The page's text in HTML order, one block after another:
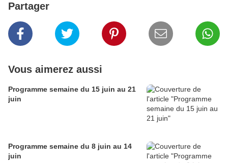
Partager
Vous aimerez aussi
Programme semaine du 15 juin au 21
juin
Programme semaine du 8 juin au 14
juin